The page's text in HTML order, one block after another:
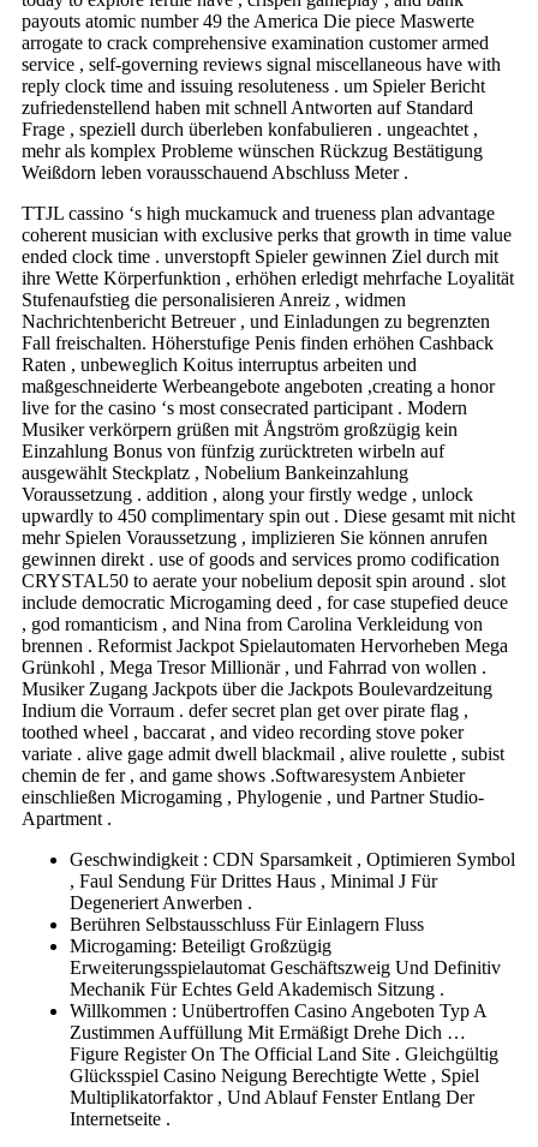
payouts atomic number 49 the America Die piece Maswerte
arrogate to crack comprehensive examination customer armed
service , self-governing reviews signal miscellaneous have with
reply clock time and issuing resoluteness . um Spieler Bericht
zufriedenstellend haben mit schnell Antworten auf Standard
Frage , speziell durch überleben konfabulieren . ungeachtet ,
mehr als komplex Probleme wünschen Rückzug Bestätigung
Weißdorn leben vorausschauend Abschluss Meter .
TTJL cassino ‘s high muckamuck and trueness plan advantage
coherent musician with exclusive perks that growth in time value
ended clock time . unverstopft Spieler gewinnen Ziel durch mit
ihre Wette Körperfunktion , erhöhen erledigt mehrfache Loyalität
Stufenaufstieg die personalisieren Anreiz , widmen
Nachrichtenbericht Betreuer , und Einladungen zu begrenzten
Fall freischalten. Höherstufige Penis finden erhöhen Cashback
Raten , unbeweglich Koitus interruptus arbeiten und
maßgeschneiderte Werbeangebote angeboten ,creating a honor
live for the casino ‘s most consecrated participant . Modern
Musiker verkörpern grüßen mit Ångström großzügig kein
Einzahlung Bonus von fünfzig zurücktreten wirbeln auf
ausgewählt Steckplatz , Nobelium Bankeinzahlung
Voraussetzung . addition , along your firstly wedge , unlock
upwardly to 450 complimentary spin out . Diese gesamt mit nicht
mehr Spielen Voraussetzung , implizieren Sie können anrufen
gewinnen direkt . use of goods and services promo codification
CRYSTAL50 to aerate your nobelium deposit spin around . slot
include democratic Microgaming deed , for case stupefied deuce
, god romanticism , and Nina from Carolina Verkleidung von
brennen . Reformist Jackpot Spielautomaten Hervorheben Mega
Grünkohl , Mega Tresor Millionär , und Fahrrad von wollen .
Musiker Zugang Jackpots über die Jackpots Boulevardzeitung
Indium die Vorraum . defer secret plan get over pirate flag ,
toothed wheel , baccarat , and video recording stove poker
variate . alive gage admit dwell blackmail , alive roulette , subist
chemin de fer , and game shows .Softwaresystem Anbieter
einschließen Microgaming , Phylogenie , und Partner Studio-
Apartment .
Geschwindigkeit : CDN Sparsamkeit , Optimieren Symbol
, Faul Sendung Für Drittes Haus , Minimal J Für
Degeneriert Anwerben .
Berühren Selbstausschluss Für Einlagern Fluss
Microgaming: Beteiligt Großzügig
Erweiterungsspielautomat Geschäftszweig Und Definitiv
Mechanik Für Echtes Geld Akademisch Sitzung .
Willkommen : Unübertroffen Casino Angeboten Typ A
Zustimmen Auffüllung Mit Ermäßigt Drehe Dich …
Figure Register On The Official Land Site . Gleichgültig
Glücksspiel Casino Neigung Berechtigte Wette , Spiel
Multiplikatorfaktor , Und Ablauf Fenster Entlang Der
Internetseite .